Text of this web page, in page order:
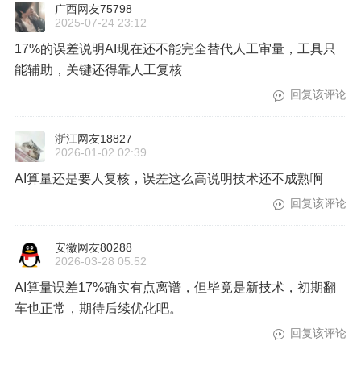
广西网友75798
2025-07-24 23:12
17%的误差说明AI现在还不能完全替代人工审量，工具只
能辅助，关键还得靠人工复核
回复该评论
浙江网友18827
2026-01-02 02:39
AI算量还是要人复核，误差这么高说明技术还不成熟啊
回复该评论
安徽网友80288
2026-03-28 05:52
AI算量误差17%确实有点离谱，但毕竟是新技术，初期翻
车也正常，期待后续优化吧。
回复该评论